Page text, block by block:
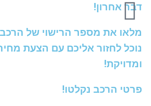
דבר אחרון!
מלאו את מספר הרישוי של
נוכל לחזור אליכם עם הצעת
ומדויקת!
פרטי הרכב נקלטו!